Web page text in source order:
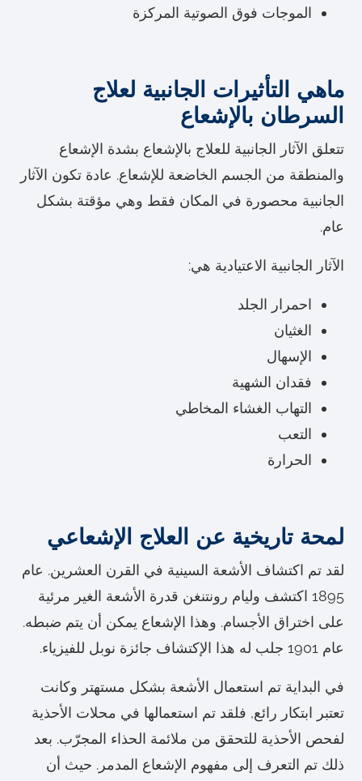
الموجات فوق الصوتية المركزة
ماهي التأثيرات الجانبية لعلاج
السرطان بالإشعاع
تتعلق الآثار الجانبية للعلاج بالإشعاع بشدة الإشعاع
والمنطقة من الجسم الخاضعة للإشعاع. عادة تكون الآثار
الجانبية محصورة في المكان فقط وهي مؤقتة بشكل
عام.
الآثار الجانبية الاعتيادية هي:
احمرار الجلد
الغثيان
الإسهال
فقدان الشهية
التهاب الغشاء المخاطي
التعب
الحرارة
لمحة تاريخية عن العلاج الإشعاعي
لقد تم اكتشاف الأشعة السينية في القرن العشرين. عام
1895 اكتشف وليام رونتنغن قدرة الأشعة الغير مرئية
على اختراق الأجسام. وهذا الإشعاع يمكن أن يتم ضبطه.
عام 1901 جلب له هذا الإكتشاف جائزة نوبل للفيزياء.
في البداية تم استعمال الأشعة بشكل مستهتر وكانت
تعتبر ابتكار رائع, فلقد تم استعمالها في محلات الأحذية
لفحص الأحذية للتحقق من ملائمة الحذاء المجرّب. بعد
ذلك تم التعرف إلى مفهوم الإشعاع المدمر. حيث أن